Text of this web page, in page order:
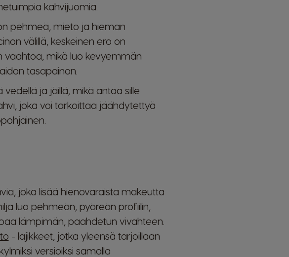
kahvijuomia.
pehmeä, mieto ja hieman
välillä, keskeinen ero on
vaahtoa, mikä luo kevyemmän
tasapainon.
ja jäillä, mikä antaa sille
joka voi tarkoittaa jäähdytettyä
joka lisää hienovaraista makeutta
luo pehmeän, pyöreän profiilin,
lämpimän, paahdetun vivahteen.
- lajikkeet, jotka yleensä tarjoillaan
versioiksi samalla